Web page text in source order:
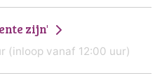
zijn'
(inloop vanaf 12:00 uur)